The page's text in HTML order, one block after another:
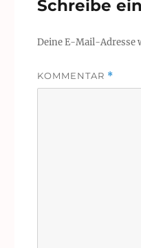
Schreibe
Deine E-Mail-
KOMMENTAR *